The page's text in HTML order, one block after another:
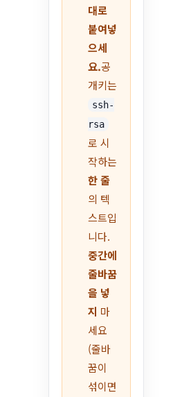
대로
붙여넣
으세
요.공
개키는
ssh-
rsa
로 시
작하는
한 줄
의 텍
스트입
니다.
중간에
줄바꿈
을 넣
지 마
세요
(줄바
꿈이
섞이면